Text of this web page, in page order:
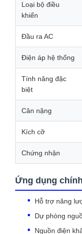
Loại bộ điều
khiển
Đầu ra AC
Điện áp hệ thống
Tính năng đặc
biệt
Cân nặng
Kích cỡ
Chứng nhận
Ứng dụng chính
Hỗ trợ năng
Dự phòng
Nguồn điện